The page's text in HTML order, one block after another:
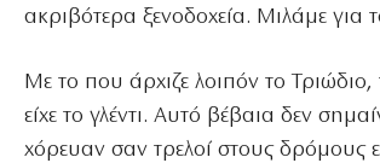
ακριβότερα ξενοδοχεία. Μιλάμε για
Με το που άρχιζε λοιπόν το Τριώδιο,
είχε το γλέντι. Αυτό βέβαια δεν
χόρευαν σαν τρελοί στους δρόμους